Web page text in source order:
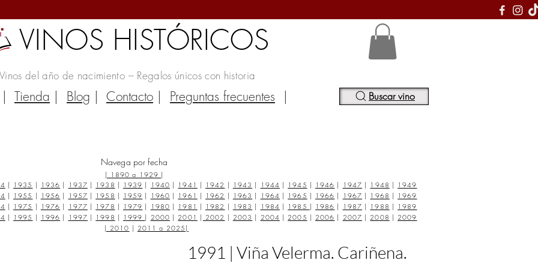
VINOS HISTÓRICOS
Vinos del año de nacimiento – Regalos únicos con historia
| Tienda | Blog | Contacto | Preguntas frecuentes | Buscar vino
Navega por fecha
| 1890 a 1929 |
| 1935 | 1936 | 1937 | 1938 | 1939 | 1940 | 1941 | 1942 | 1943 | 1944 | 1945 | 1946 | 1947 | 1948 | 1949
| 1955 | 1956 | 1957 | 1958 | 1959 | 1960 | 1961 | 1962 | 1963 | 1964 | 1965 | 1966 | 1967 | 1968 | 1969
| 1975 | 1976 | 1977 | 1978 | 1979 | 1980 | 1981 | 1982 | 1983 | 1984 | 1985 | 1986 | 1987 | 1988 | 1989
| 1995 | 1996 | 1997 | 1998 | 1999 | 2000 | 2001 | 2002 | 2003 | 2004 | 2005 | 2006 | 2007 | 2008 | 2009
| 2010 | 2011 a 2025 |
1991 | Viña Velerma. Cariñena.